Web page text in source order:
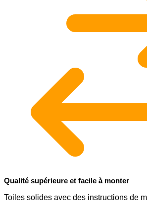
Qualité supérieure et facile à monter
Toiles solides avec des instructions de